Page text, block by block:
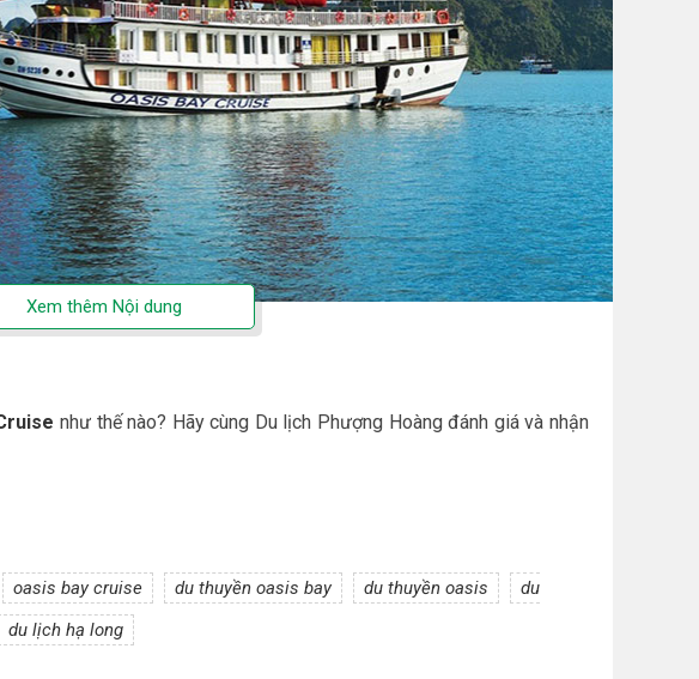
như thế nào? Hãy cùng Du lịch Phượng Hoàng đánh giá và nhận
oasis bay cruise du thuyền oasis bay du thuyền oasis
du
du lịch hạ long